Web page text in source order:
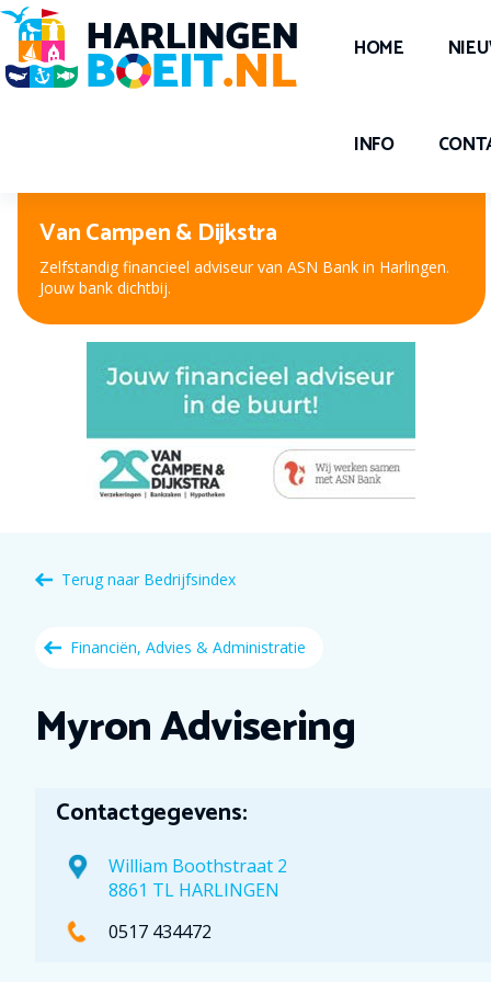
HOME
INFO
Van Campen & Dijkstra
Zelfstandig financieel adviseur van ASN Bank in Harlingen.
Jouw bank dichtbij.
Terug naar Bedrijfsindex
Financiën, Advies & Administratie
Myron Advisering
Contactgegevens:
William Boothstraat 2
8861 TL HARLINGEN
0517 434472